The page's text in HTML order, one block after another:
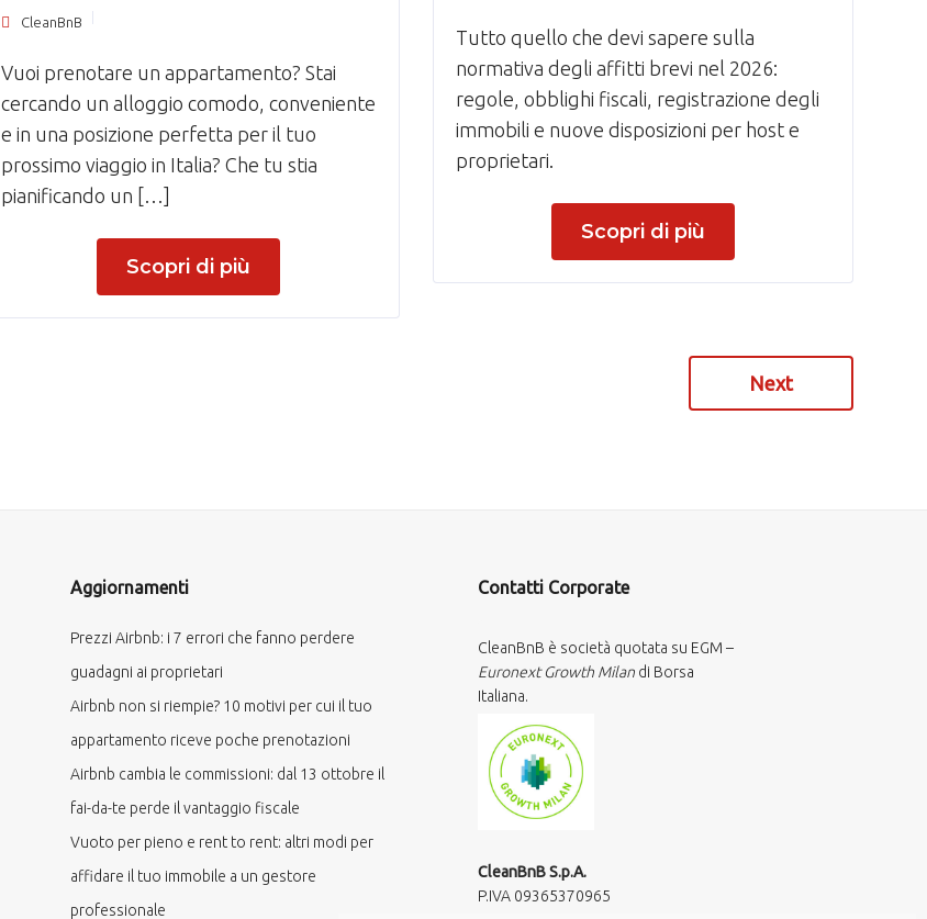
CleanBnB
Vuoi prenotare un appartamento? Stai
cercando un alloggio comodo, conveniente
e in una posizione perfetta per il tuo
prossimo viaggio in Italia? Che tu stia
pianificando un […]
Scopri di più
Tutto quello che devi sapere sulla
normativa degli affitti brevi nel 2026:
regole, obblighi fiscali, registrazione degli
immobili e nuove disposizioni per host e
proprietari.
Scopri di più
Next
Aggiornamenti
Prezzi Airbnb: i 7 errori che fanno perdere
guadagni ai proprietari
Airbnb non si riempie? 10 motivi per cui il tuo
appartamento riceve poche prenotazioni
Airbnb cambia le commissioni: dal 13 ottobre il
fai-da-te perde il vantaggio fiscale
Vuoto per pieno e rent to rent: altri modi per
affidare il tuo immobile a un gestore
professionale
Contatti Corporate
CleanBnB è società quotata su EGM –
Euronext Growth Milan di Borsa
Italiana.
CleanBnB S.p.A.
P.IVA 09365370965​